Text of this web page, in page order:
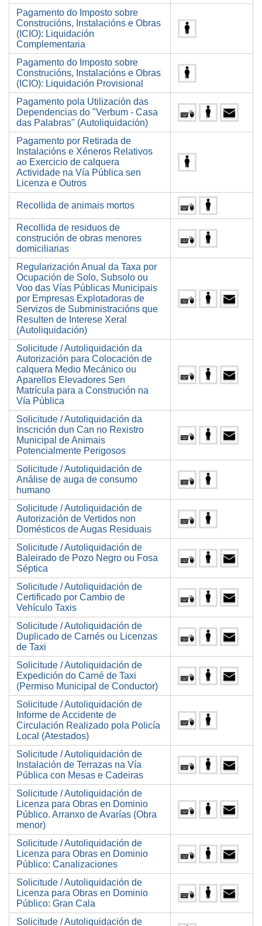
Pagamento do Imposto sobre
Construcións, Instalacións e Obras
(ICIO): Liquidación
Complementaria
Pagamento do Imposto sobre
Construcións, Instalacións e Obras
(ICIO): Liquidación Provisional
Pagamento pola Utilización das
Dependencias do "Verbum - Casa
das Palabras" (Autoliquidación)
Pagamento por Retirada de
Instalacións e Xéneros Relativos
ao Exercicio de calquera
Actividade na Vía Pública sen
Licenza e Outros
Recollida de animais mortos
Recollida de residuos de
construción de obras menores
domiciliarias
Regularización Anual da Taxa por
Ocupación de Solo, Subsolo ou
Voo das Vías Públicas Municipais
por Empresas Explotadoras de
Servizos de Subministracións que
Resulten de Interese Xeral
(Autoliquidación)
Solicitude / Autoliquidación da
Autorización para Colocación de
calquera Medio Mecánico ou
Aparellos Elevadores Sen
Matrícula para a Construción na
Vía Pública
Solicitude / Autoliquidación da
Inscrición dun Can no Rexistro
Municipal de Animais
Potencialmente Perigosos
Solicitude / Autoliquidación de
Análise de auga de consumo
humano
Solicitude / Autoliquidación de
Autorización de Vertidos non
Domésticos de Augas Residuais
Solicitude / Autoliquidación de
Baleirado de Pozo Negro ou Fosa
Séptica
Solicitude / Autoliquidación de
Certificado por Cambio de
Vehículo Taxis
Solicitude / Autoliquidación de
Duplicado de Carnés ou Licenzas
de Taxi
Solicitude / Autoliquidación de
Expedición do Carné de Taxi
(Permiso Municipal de Conductor)
Solicitude / Autoliquidación de
Informe de Accidente de
Circulación Realizado pola Policía
Local (Atestados)
Solicitude / Autoliquidación de
Instalación de Terrazas na Vía
Pública con Mesas e Cadeiras
Solicitude / Autoliquidación de
Licenza para Obras en Dominio
Público. Arranxo de Avarías (Obra
menor)
Solicitude / Autoliquidación de
Licenza para Obras en Dominio
Público: Canalizaciones
Solicitude / Autoliquidación de
Licenza para Obras en Dominio
Público: Gran Cala
Solicitude / Autoliquidación de